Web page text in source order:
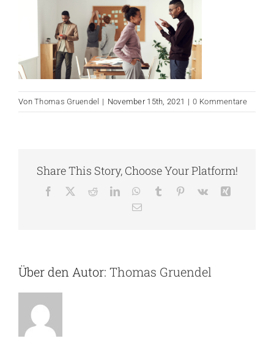
VonThomas Gruendel | November 15th, 2021 | 0 Kommentare
Share This Story, Choose Your Platform!
Facebook RedditLinkedInWhatsApp
Tumblr Pinterest
Vk
E-
Über den Autor: Thomas Gruendel